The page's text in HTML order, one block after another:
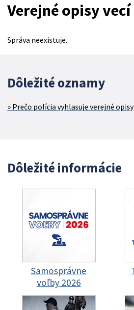
Verejné opisy vecí
Správa neexistuje.
Dôležité oznamy
Prečo polícia vyhlasuje verejné opisy
Dôležité informácie
Samosprávne
voľby 2026